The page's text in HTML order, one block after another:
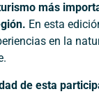
más
En esta
en la
de esta